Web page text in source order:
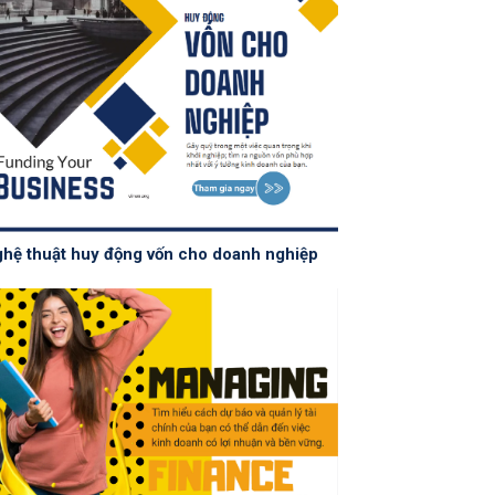
thuật huy động vốn cho doanh nghiệp